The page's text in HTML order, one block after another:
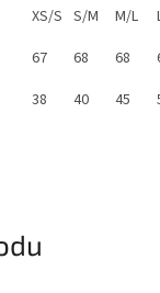
XS/S S/M M/L
67 68 68
38 40 45